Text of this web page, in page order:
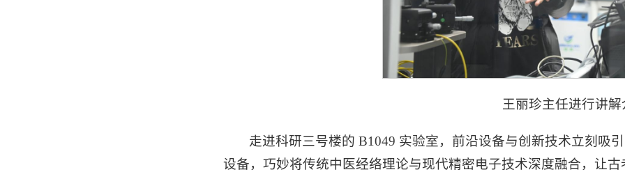
王丽珍主任进行讲解
走进科研三号楼的 B1049 实验室，前沿设备与创新技术立刻吸
设备，巧妙将传统中医经络理论与现代精密电子技术深度融合，让